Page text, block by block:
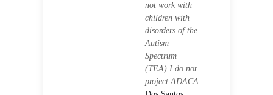
not work with
children with
disorders of the
Autism
Spectrum
(TEA) I do not
project ADACA